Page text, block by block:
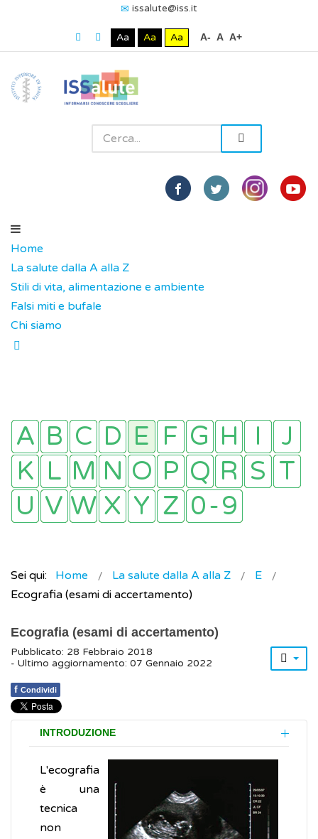
issalute@iss.it
Aa Aa Aa A- A A+
Home
La salute dalla A alla Z
Stili di vita, alimentazione e ambiente
Falsi miti e bufale
Chi siamo
Sei qui: Home La salute dalla A alla Z
E
Ecografia (esami di accertamento)
Ecografia (esami di accertamento)
Pubblicato: 28 Febbraio 2018
- Ultimo aggiornamento: 07 Gennaio 2022
f Condividi
INTRODUZIONE
L'ecografia
è una
tecnica
non